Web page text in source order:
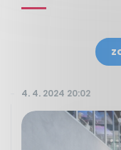
4. 4. 2024 20:02